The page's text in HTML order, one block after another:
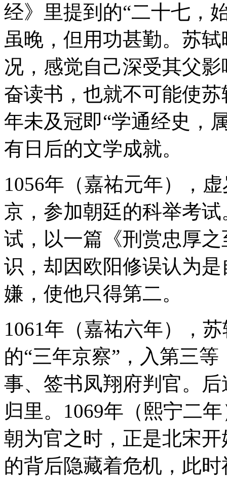
经》里提到的“二十七，
虽晚，但用功甚勤。苏
况，感觉自己深受其父
奋读书，也就不可能使
年未及冠即“学通经史，
有日后的文学成就。
1056年（嘉祐元年），
京，参加朝廷的科举考
试，以一篇《刑赏忠厚
识，却因欧阳修误认为
嫌，使他只得第二。
1061年（嘉祐六年），
的“三年京察”，入第三
事、签书凤翔府判官。
归里。1069年（熙宁二
朝为官之时，正是北宋
的背后隐藏着危机，此